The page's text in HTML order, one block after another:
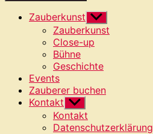
Zauberkunst Untermenü
anzeigen
Zauberkunst
Close-up
Bühne
Geschichte
Events
Zauberer buchen
Kontakt Untermenü
anzeigen
Kontakt
Datenschutzerklärung